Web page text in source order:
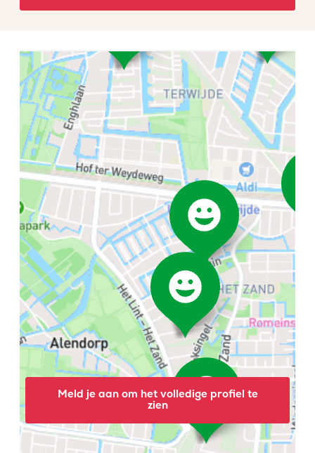
Meld je aan om het volledige profiel te
zien